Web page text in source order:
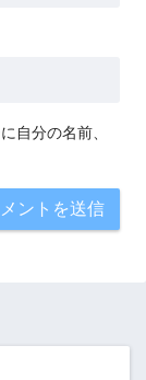
自分の名前、